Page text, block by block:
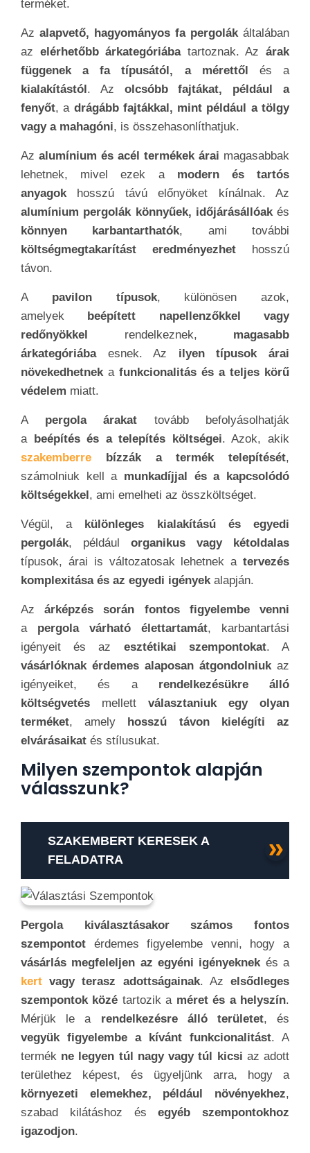
terméket.
Az alapvető, hagyományos fa pergolákáltalában
az elérhetőbb árkategóriábatartoznak. Az árak
függenek a fa típusától, a mérettől és a
kialakítástól. Az olcsóbb fajtákat, például a
fenyőt, a drágább fajtákkal, mint például a tölgy
vagy a mahagóni, is összehasonlíthatjuk.
Az alumínium és acél termékek árai magasabbak
lehetnek, mivel ezek a modern és tartós
anyagok hosszú távú előnyöket kínálnak. Az
alumínium pergolák könnyűek, időjárásállóakés
könnyen karbantarthatók, ami további
költségmegtakarítást eredményezhet hosszú
távon.
A pavilon típusok, különösen azok,
amelyek beépített napellenzőkkel vagy
redőnyökkel rendelkeznek, magasabb
árkategóriába esnek. Az ilyen típusok árai
növekedhetnek a funkcionalitás és a teljes körű
védelem miatt.
A pergolaárakat tovább befolyásolhatják
abeépítés és a telepítés költségei. Azok, akik
szakemberre bízzák a termék telepítését,
számolniuk kell amunkadíjjal és a kapcsolódó
költségekkel, ami emelheti az összköltséget.
Végül, akülönleges kialakítású és egyedi
pergolák, például organikus vagy kétoldalas
típusok, árai is változatosak lehetnek a tervezés
komplexitása és az egyedi igényekalapján.
Azárképzés során fontos figyelembe venni
apergola várható élettartamát, karbantartási
igényeit és az esztétikai szempontokat. A
vásárlóknak érdemes alaposan átgondolniukaz
igényeiket, és a rendelkezésükre álló
költségvetés mellett választaniuk egy olyan
terméket, amely hosszú távon kielégíti az
elvárásaikat és stílusukat.
Milyen szempontok alapján
válasszunk?
SZAKEMBERT KERESEK A
FELADATRA
Pergola kiválasztásakor számos fontos
szempontot érdemes figyelembe venni, hogy a
vásárlás megfeleljen az egyéni igényeknekés a
kertvagy terasz adottságainak. Az elsődleges
szempontok közé tartozik a méret és a helyszín.
Mérjük le a rendelkezésre álló területet, és
vegyük figyelembe a kívánt funkcionalitást. A
termék ne legyen túl nagy vagy túl kicsi az adott
területhez képest, és ügyeljünk arra, hogy a
környezeti elemekhez, például növényekhez,
szabad kilátáshoz és egyéb szempontokhoz
igazodjon.